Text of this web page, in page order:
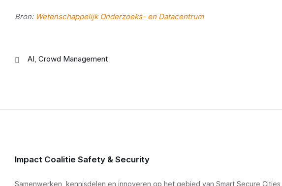
Bron: Wetenschappelijk Onderzoeks- en Datacentrum
AI, Crowd Management
Impact Coalitie Safety & Security
Samenwerken, kennisdelen en innoveren op het gebied van Smart Secure